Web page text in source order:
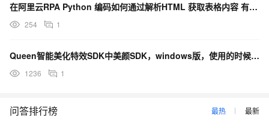
在阿里云RPA Python 编码如何通过解析HTML 获取表格内容 有事例吗？
254 1
Queen智能美化特效SDK中美颜SDK，windows版，使用的时候是不用连阿里的服务器的吧？
1236 1
问答排行榜 最热 最新